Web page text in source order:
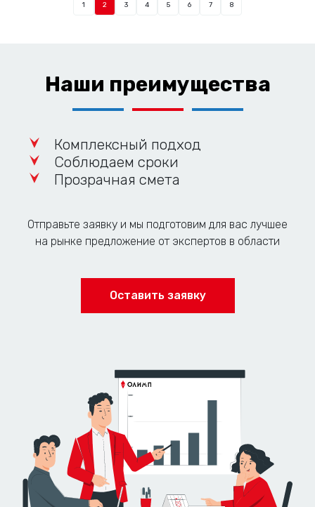
1 2 3 4 5 6 7 8
Наши преимущества
Комплексный подход
Соблюдаем сроки
Прозрачная смета
Отправьте заявку и мы подготовим для вас лучшее
на рынке предложение от экспертов в области
Оставить заявку